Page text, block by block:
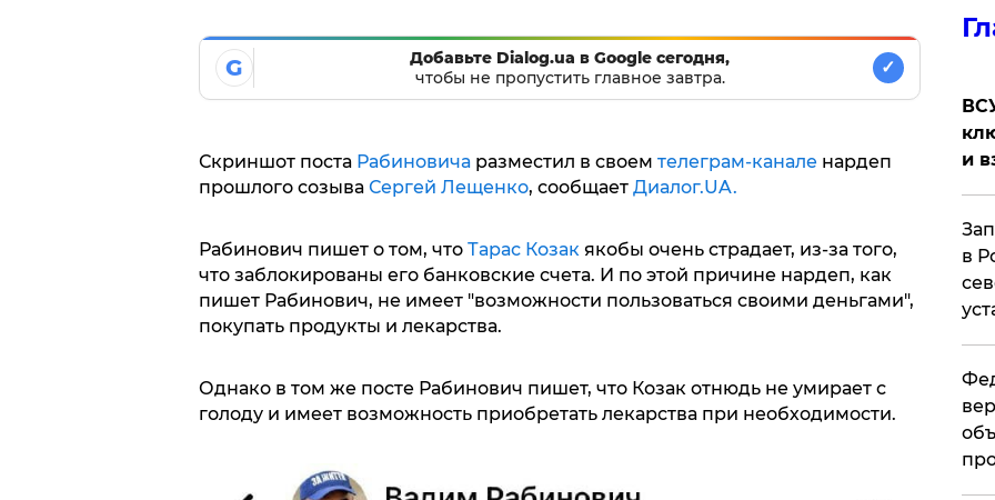
G
Добавьте Dialog.ua в Google сегодня,
чтобы не пропустить главное завтра.
✓
Скриншот поста Рабиновичаразместил в своем телеграм-каналенардеп
прошлого созыва Сергей Лещенко, сообщает Диалог.UA.
Рабинович пишет о том, что Тарас Козак якобы очень страдает, из-за того,
что заблокированы его банковские счета. И по этой причине нардеп, как
пишет Рабинович, не имеет "возможности пользоваться своими деньгами",
покупать продукты и лекарства.
Однако в том же посте Рабинович пишет, что Козак отнюдь не умирает с
голоду и имеет возможность приобретать лекарства при необходимости.
и
в